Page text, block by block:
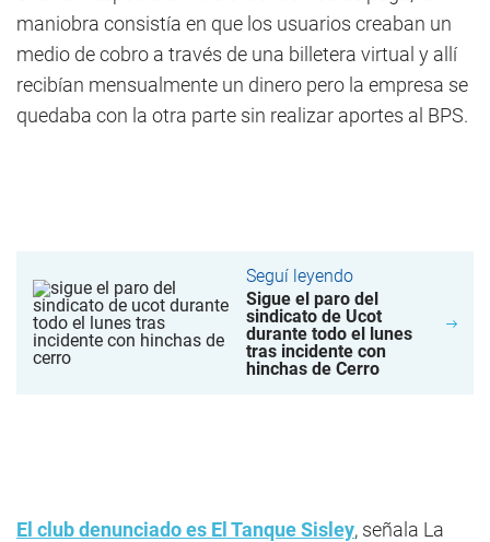
maniobra consistía en que los usuarios creaban un
medio de cobro a través de una billetera virtual y allí
recibían mensualmente un dinero pero la empresa se
quedaba con la otra parte sin realizar aportes al BPS.
Seguí leyendo
Sigue el paro del
sindicato de Ucot
durante todo el lunes
tras incidente con
hinchas de Cerro
El club denunciado es El Tanque Sisley, señala La